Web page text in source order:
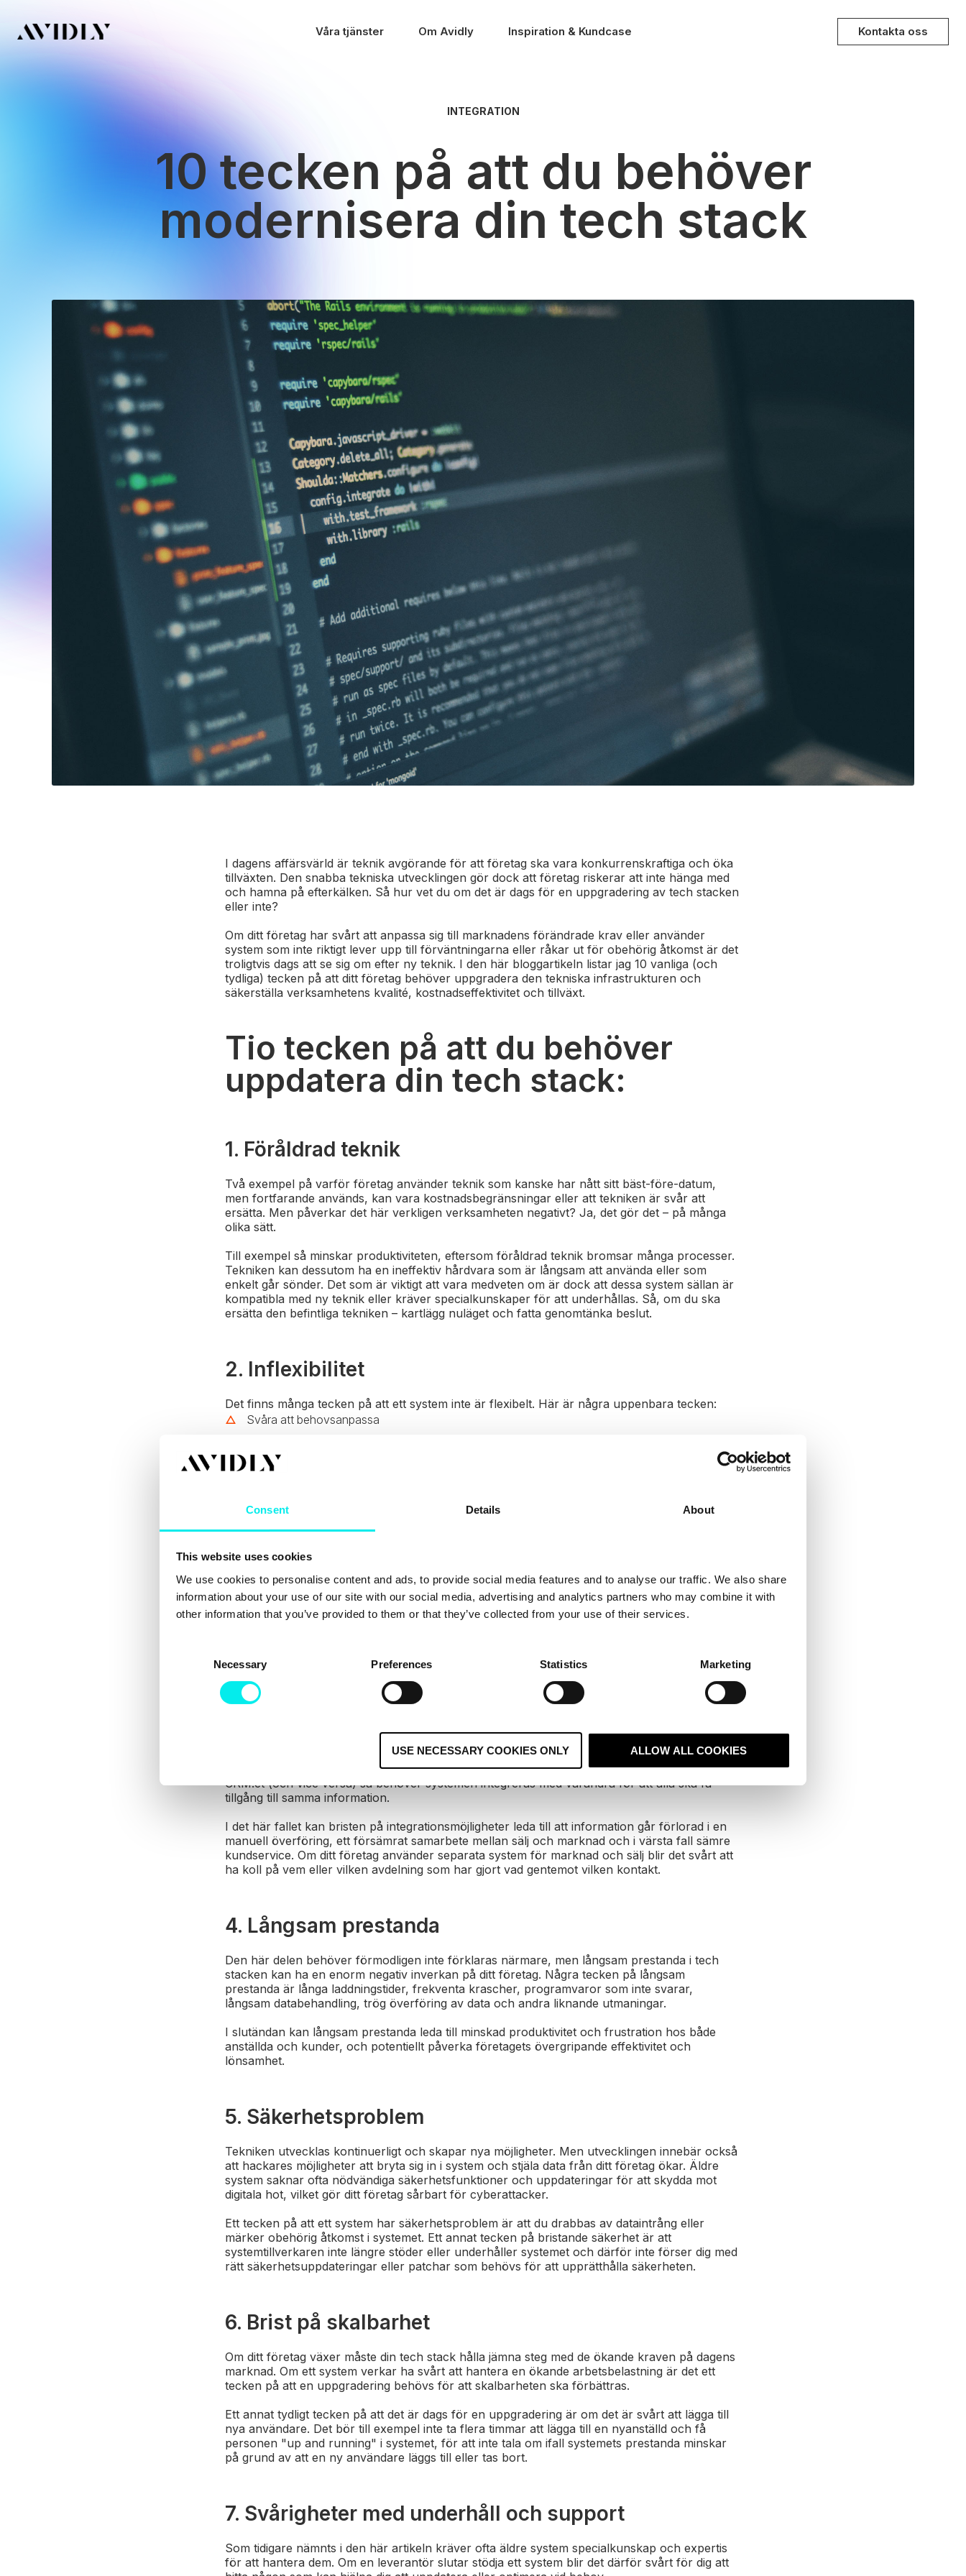
Consent Details About
This website uses cookies
We use cookies to personalise content and ads, to provide social media features and to analyse our traffic. We also share
information about your use of our site with our social media, advertising and analytics partners who may combine it with
other information that you’ve provided to them or that they’ve collected from your use of their services.
e
Necessary Preferences Statistics Marketing
USE NECESSARY COOKIES ONLY ALLOW ALL COOKIES
Våra tjänster Om Avidly Inspiration & Kundcase Kontakta oss
INTEGRATION
10 tecken på att du behöver
modernisera din tech stack
I dagens affärsvärld är teknik avgörande för att företag ska vara konkurrenskraftiga och öka
tillväxten. Den snabba tekniska utvecklingen gör dock att företag riskerar att inte hänga med
och hamna på efterkälken. Så hur vet du om det är dags för en uppgradering av tech stacken
eller inte?
Om ditt företag har svårt att anpassa sig till marknadens förändrade krav eller använder
system som inte riktigt lever upp till förväntningarna eller råkar ut för obehörig åtkomst är det
troligtvis dags att se sig om efter ny teknik. I den här bloggartikeln listar jag 10 vanliga (och
tydliga) tecken på att ditt företag behöver uppgradera den tekniska infrastrukturen och
säkerställa verksamhetens kvalité, kostnadseffektivitet och tillväxt.
Tio tecken på att du behöver
uppdatera din tech stack:
1. Föråldrad teknik
Två exempel på varför företag använder teknik som kanske har nått sitt bäst-före-datum,
men fortfarande används, kan vara kostnadsbegränsningar eller att tekniken är svår att
ersätta. Men påverkar det här verkligen verksamheten negativt? Ja, det gör det – på många
olika sätt.
Till exempel så minskar produktiviteten, eftersom föråldrad teknik bromsar många processer.
Tekniken kan dessutom ha en ineffektiv hårdvara som är långsam att använda eller som
enkelt går sönder. Det som är viktigt att vara medveten om är dock att dessa system sällan är
kompatibla med ny teknik eller kräver specialkunskaper för att underhållas. Så, om du ska
ersätta den befintliga tekniken – kartlägg nuläget och fatta genomtänka beslut.
2. Inflexibilitet
Det finns många tecken på att ett system inte är flexibelt. Här är några uppenbara tecken:
Svåra att behovsanpassa
Dålig eller obefintlig skalbarhet
gammalt system, med dålig flexibilitet, för att hantera försäljnings- och kunddata. Med tiden
har företagets behov och processer utvecklats och kräver nu mer avancerade funktioner
nödvändiga förändringar och uppdateringar som behövs för att uppfylla dagens krav.
Resultatet blir att säljteamet får svårt att tillhandahålla en bra kundupplevelse och support,
vilket i sin tur leder till minskad kundnöjdhet och förlorad försäljning.
Äldre system är mycket svåra, ibland till och med omöjliga, att integrera med nya system. Det
gör bland annat att anställda kan behöva lägga mycket tid på att flytta information mellan olika
företagets kontakter och marknadsavdelningen använder en annan plattform
marknadsföringen. För att marknadsteamet då ska kunna se vad sälj gör med kontakterna i
CRM:et (och vice versa) så behöver systemen integreras med varandra för att alla ska få
tillgång till samma information.
I det här fallet kan bristen på integrationsmöjligheter leda till att information går förlorad i en
manuell överföring, ett försämrat samarbete mellan sälj och marknad och i värsta fall sämre
kundservice. Om ditt företag använder separata system för marknad och sälj blir det svårt att
ha koll på vem eller vilken avdelning som har gjort vad gentemot vilken kontakt.
4. Långsam prestanda
Den här delen behöver förmodligen inte förklaras närmare, men långsam prestanda i tech
stacken kan ha en enorm negativ inverkan på ditt företag. Några tecken på långsam
prestanda är långa laddningstider, frekventa krascher, programvaror som inte svarar,
långsam databehandling, trög överföring av data och andra liknande utmaningar.
I slutändan kan långsam prestanda leda till minskad produktivitet och frustration hos både
anställda och kunder, och potentiellt påverka företagets övergripande effektivitet och
lönsamhet.
5. Säkerhetsproblem
Tekniken utvecklas kontinuerligt och skapar nya möjligheter. Men utvecklingen innebär också
att hackares möjligheter att bryta sig in i system och stjäla data från ditt företag ökar. Äldre
system saknar ofta nödvändiga säkerhetsfunktioner och uppdateringar för att skydda mot
digitala hot, vilket gör ditt företag sårbart för cyberattacker.
Ett tecken på att ett system har säkerhetsproblem är att du drabbas av dataintrång eller
märker obehörig åtkomst i systemet. Ett annat tecken på bristande säkerhet är att
systemtillverkaren inte längre stöder eller underhåller systemet och därför inte förser dig med
rätt säkerhetsuppdateringar eller patchar som behövs för att upprätthålla säkerheten.
6. Brist på skalbarhet
Om ditt företag växer måste din tech stack hålla jämna steg med de ökande kraven på dagens
marknad. Om ett system verkar ha svårt att hantera en ökande arbetsbelastning är det ett
tecken på att en uppgradering behövs för att skalbarheten ska förbättras.
Ett annat tydligt tecken på att det är dags för en uppgradering är om det är svårt att lägga till
nya användare. Det bör till exempel inte ta flera timmar att lägga till en nyanställd och få
personen "up and running" i systemet, för att inte tala om ifall systemets prestanda minskar
på grund av att en ny användare läggs till eller tas bort.
7. Svårigheter med underhåll och support
Som tidigare nämnts i den här artikeln kräver ofta äldre system specialkunskap och expertis
för att hantera dem. Om en leverantör slutar stödja ett system blir det därför svårt för dig att